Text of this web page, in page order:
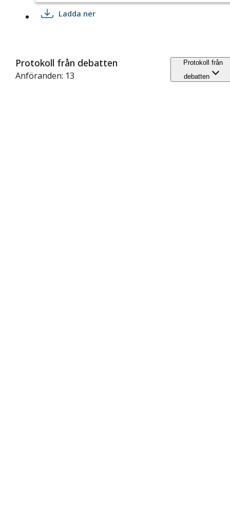
Ladda ner
Protokoll från debatten
Anföranden: 13
Protokoll från
debatten